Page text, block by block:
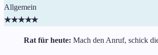
Allgemein
★★★★★
Rat für heute: Mach den Anruf, schick